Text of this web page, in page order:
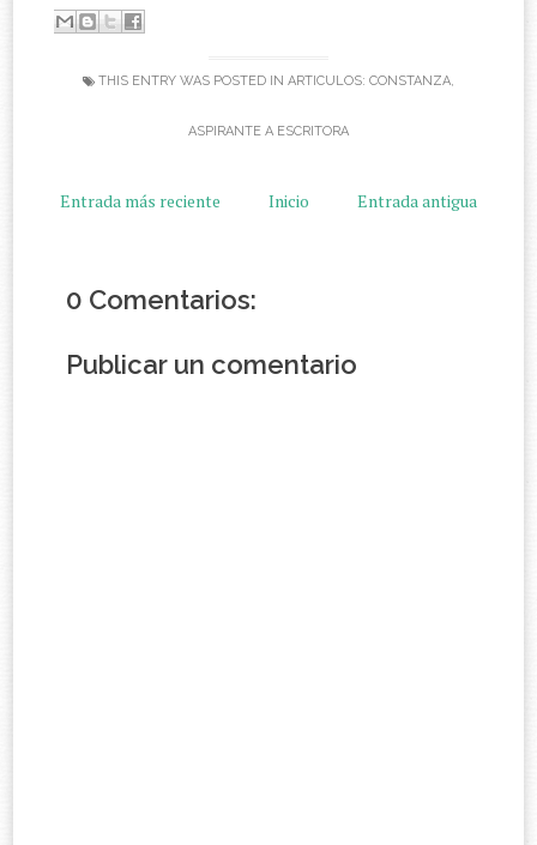
THIS ENTRY WAS POSTED IN ARTICULOS: CONSTANZA,
ASPIRANTE A ESCRITORA
Entrada más reciente Entrada antigua
Inicio
0 Comentarios:
Publicar un comentario